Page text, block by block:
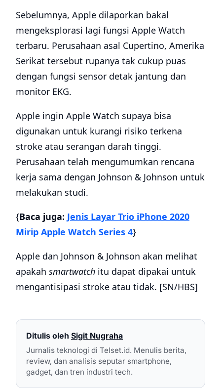
Sebelumnya, Apple dilaporkan bakal
mengeksplorasi lagi fungsi Apple Watch
terbaru. Perusahaan asal Cupertino, Amerika
Serikat tersebut rupanya tak cukup puas
dengan fungsi sensor detak jantung dan
monitor EKG.
Apple ingin Apple Watch supaya bisa
digunakan untuk kurangi risiko terkena
stroke atau serangan darah tinggi.
Perusahaan telah mengumumkan rencana
kerja sama dengan Johnson & Johnson untuk
melakukan studi.
{Baca juga: Jenis Layar Trio iPhone 2020
Mirip Apple Watch Series 4}
Apple dan Johnson & Johnson akan melihat
apakah smartwatch itu dapat dipakai untuk
mengantisipasi stroke atau tidak. [SN/HBS]
Ditulis oleh Sigit Nugraha
Jurnalis teknologi di Telset.id. Menulis berita,
review, dan analisis seputar smartphone,
gadget, dan tren industri tech.